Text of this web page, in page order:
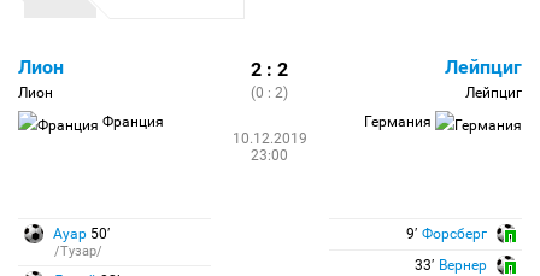
Лион
Лион
Франция
2 : 2
(0 : 2)
10.12.2019
23:00
Лейпциг
Лейпциг
Германия
Ауар 50′
/Тузар/
9′ Форсберг
33′ Вернер